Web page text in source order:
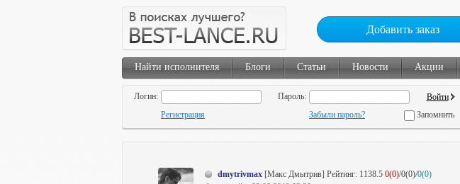
Добавить заказ
Найти исполнителя Блоги Статьи Новости Акции
Логин:
Пароль:
Регистрация
Забыли пароль? Запомнить
dmytrivmax [Макс Дмытрив] Рейтинг: 1138.5 0(0)/0(0)/0(0)